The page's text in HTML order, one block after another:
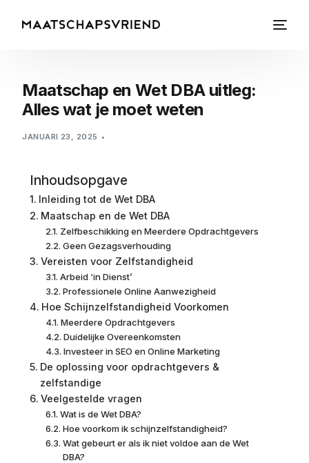
Maatschap en Wet DBA uitleg:
Alles wat je moet weten
JANUARI 23, 2025
Inhoudsopgave
Inleiding tot de Wet DBA
Maatschap en de Wet DBA
Zelfbeschikking en Meerdere Opdrachtgevers
Geen Gezagsverhouding
Vereisten voor Zelfstandigheid
Arbeid ‘in Dienst’
Professionele Online Aanwezigheid
Hoe Schijnzelfstandigheid Voorkomen
Meerdere Opdrachtgevers
Duidelijke Overeenkomsten
Investeer in SEO en Online Marketing
De oplossing voor opdrachtgevers &
zelfstandige
Veelgestelde vragen
Wat is de Wet DBA?
Hoe voorkom ik schijnzelfstandigheid?
Wat gebeurt er als ik niet voldoe aan de Wet
DBA?